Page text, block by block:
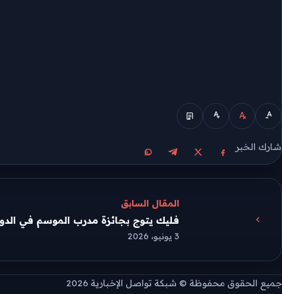
الوضع المبسط
شارك الخبر
مشاركة على فيسبوك
مشاركة على Xمشاركة على تيليجرام
مشاركة على واتساب
المقال السابق
فليك يتوج بجائزة مدرب الموسم في
3 يونيو، 2026
جميع الحقوق محفوظة © شبكة تواصل الإخبارية 2026